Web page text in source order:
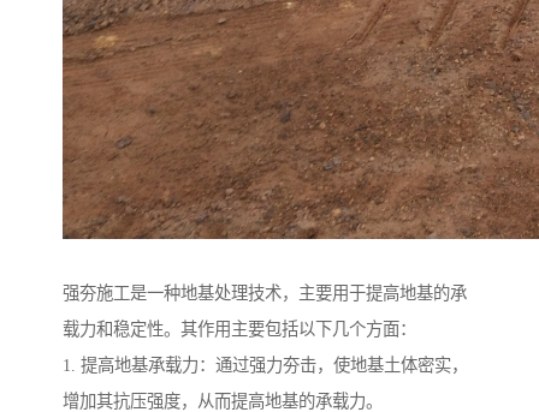
强夯施工是一种地基处理技术，主要用于提高地基的承
载力和稳定性。其作用主要包括以下几个方面：
1. 提高地基承载力：通过强力夯击，使地基土体密实，
增加其抗压强度，从而提高地基的承载力。